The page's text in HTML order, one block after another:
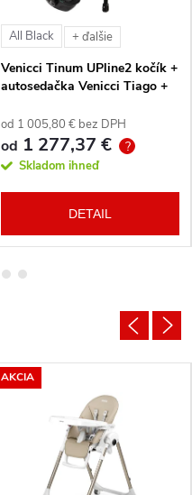
All Black + ďalšie
Venicci Tinum UPline2 kočík +
autosedačka Venicci Tiago +
od 1 005,80 € bez DPH
od 1 277,37 € ?
Skladom ihneď
DETAIL
AKCIA